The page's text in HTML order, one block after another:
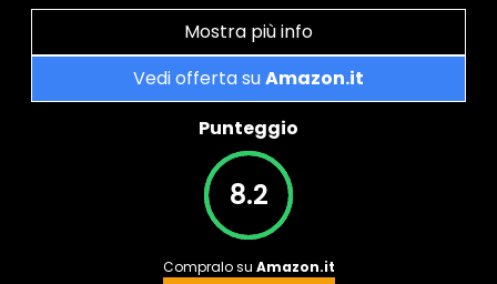
Mostra più info
Vedi offerta suAmazon.it
Punteggio
8.2
Compralo su Amazon.it